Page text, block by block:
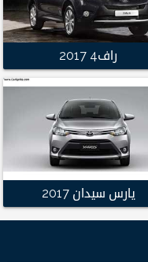
راف4 2017
يارس سيدان 2017